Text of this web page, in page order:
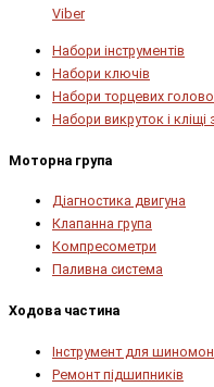
Viber
Набори інструментів
Набори ключів
Набори торцевих
Набори викруток і кліщі
Моторна група
Діагностика двигуна
Клапанна група
Компресометри
Паливна система
Ходова частина
Інструмент для
Ремонт підшипників